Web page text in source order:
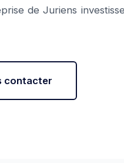
de Juriens
contacter